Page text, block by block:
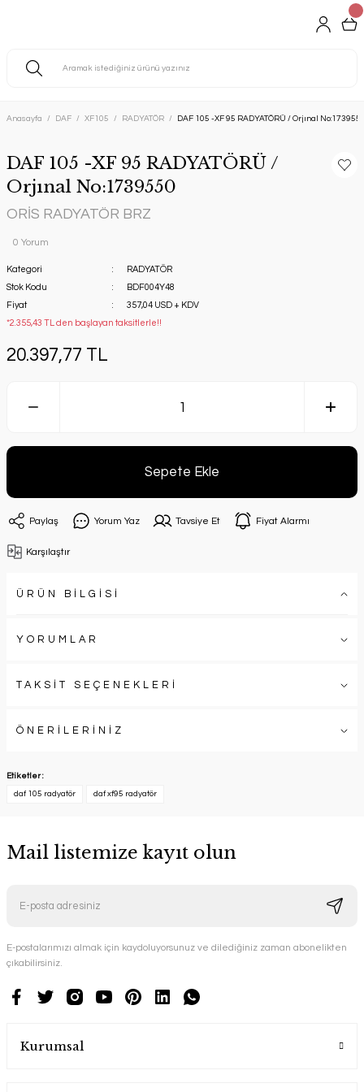
Anasayfa DAF XF105 RADYATÖR DAF 105 -XF 95 RADYATÖRÜ / Orjınal
DAF 105 -XF 95 RADYATÖRÜ /
Orjınal No:1739550
ORİS RADYATÖR BRZ
0 Yorum
Kategori
RADYATÖR
Stok Kodu
BDF004Y48
Fiyat
357,04 USD + KDV
*2.355,43 TL den başlayan taksitlerle!!
20.397,77 TL
Sepete Ekle
Paylaş Yorum Yaz Tavsiye Et Fiyat Alarmı
Karşılaştır
ÜRÜN BİLGİSİ
YORUMLAR
TAKSİT SEÇENEKLERİ
ÖNERİLERİNİZ
Etiketler :
daf 105 radyatör daf xf95 radyatör
Mail listemize kayıt olun
E-postalarımızı almak için kaydoluyorsunuz ve dilediğiniz zaman abonelikten
çıkabilirsiniz.
Kurumsal